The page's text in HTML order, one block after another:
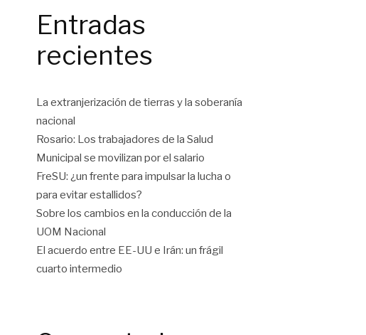
Entradas
recientes
La extranjerización de tierras y la soberanía
nacional
Rosario: Los trabajadores de la Salud
Municipal se movilizan por el salario
FreSU: ¿un frente para impulsar la lucha o
para evitar estallidos?
Sobre los cambios en la conducción de la
UOM Nacional
El acuerdo entre EE-UU e Irán: un frágil
cuarto intermedio